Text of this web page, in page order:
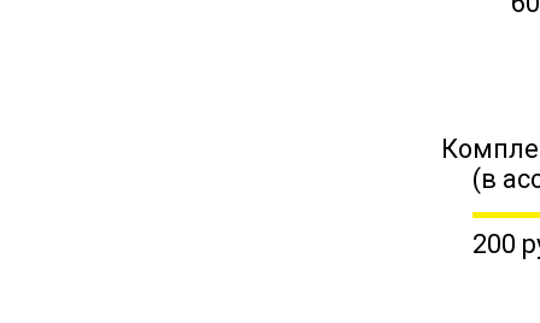
(в
200